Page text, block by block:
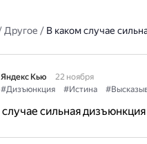
Другое / В каком случае
Кью
22 ноября
#Дизъюнкция #Истина
сильная